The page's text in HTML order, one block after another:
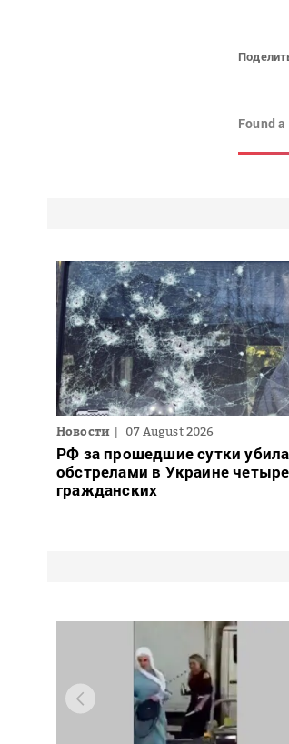
Found
Новости 07 August 2026
РФ за прошедшие сутки убила
обстрелами в Украине
гражданских